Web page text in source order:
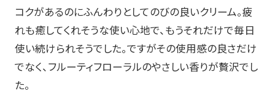
コクがあるのにふんわりとしてのびの良いクリーム。疲
れも癒してくれそうな使い心地で、もうそれだけで毎日
使い続けられそうでした。ですがその使用感の良さだけ
でなく、フルーティフローラルのやさしい香りが贅沢でし
た。